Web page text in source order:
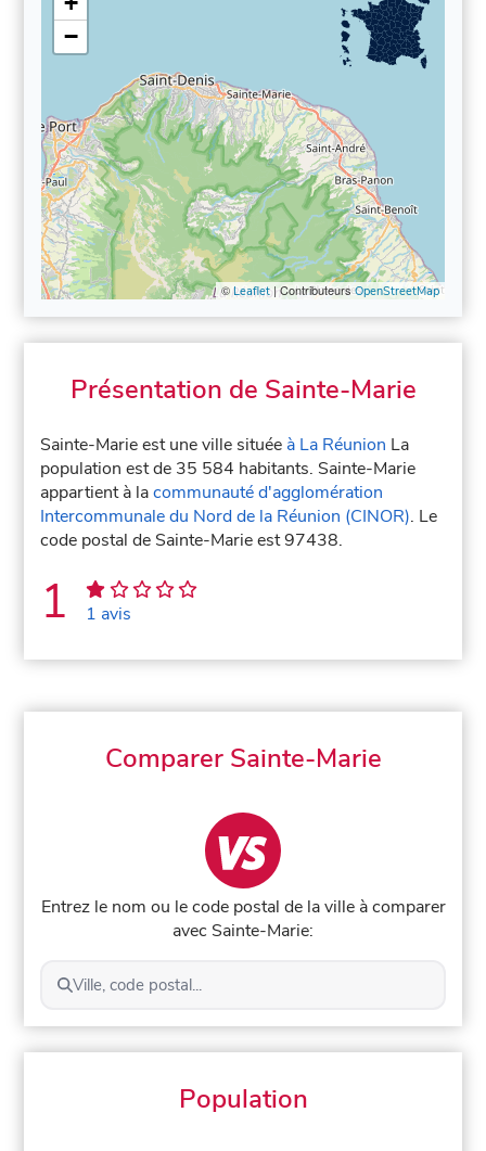
−
©Leaflet| ContributeursOpenStreetMap
Présentation de Sainte-Marie
Sainte-Marie est une ville située à La Réunion La
population est de 35 584 habitants. Sainte-Marie
appartient à lacommunauté d'agglomération
Intercommunale du Nord de la Réunion (CINOR). Le
code postal de Sainte-Marie est 97438.
1 1 avis
Comparer Sainte-Marie
Entrez le nom ou le code postal de la ville à comparer
avec Sainte-Marie:
Ville, code postal...
Population